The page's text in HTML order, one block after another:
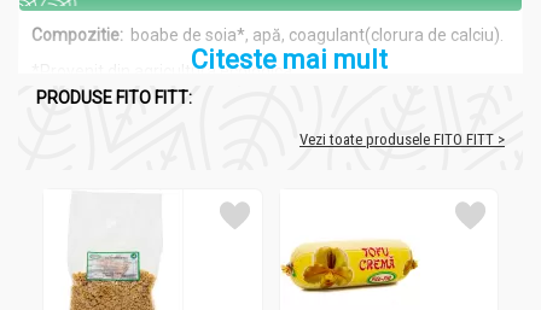
Compozitie: boabe de soia*, apă, coagulant(clorura de calciu).
*Provenit din agricultura ecologica
Valori nutriţionale/100 g produs:
-valoare energetică 143,8 kCal/ 601,66 kJ
-proteine 16,9 g,
Citeste mai mult
PRODUSE FITO FITT:
Vezi toate produsele FITO FITT >